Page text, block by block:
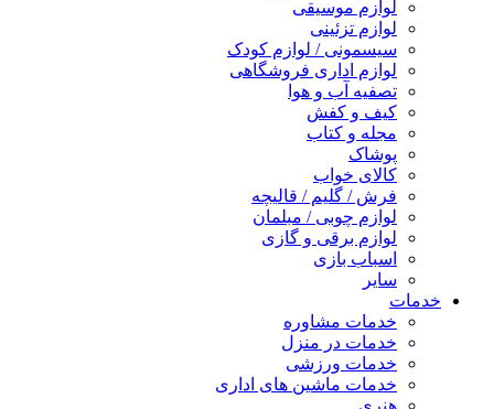
لوازم موسیقی
لوازم تزئینی
سیسمونی / لوازم کودک
لوازم اداری فروشگاهی
تصفیه آب و هوا
کیف و کفش
مجله و کتاب
پوشاک
کالای خواب
فرش / گلیم / قالیچه
لوازم چوبی / مبلمان
لوازم برقی و گازی
اسباب بازی
سایر
خدمات
خدمات مشاوره
خدمات در منزل
خدمات ورزشی
خدمات ماشین های اداری